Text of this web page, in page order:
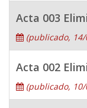
Acta 003
(publicado, 14/
Acta 002
(publicado, 10/